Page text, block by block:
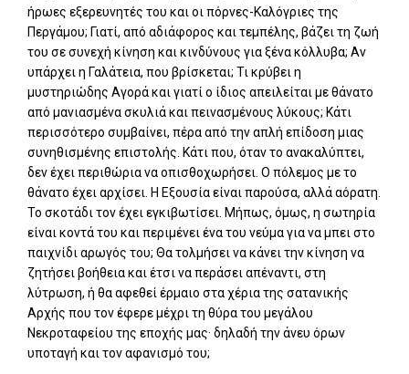
ήρωες εξερευνητές του και οι πόρνες-Καλόγριες της
Περγάμου; Γιατί, από αδιάφορος και τεμπέλης, βάζει τη ζωή
του σε συνεχή κίνηση και κινδύνους για ξένα κόλλυβα; Αν
υπάρχει η Γαλάτεια, που βρίσκεται; Τι κρύβει η
μυστηριώδης Αγορά και γιατί ο ίδιος απειλείται με θάνατο
από μανιασμένα σκυλιά και πεινασμένους λύκους; Κάτι
περισσότερο συμβαίνει, πέρα από την απλή επίδοση μιας
συνηθισμένης επιστολής. Κάτι που, όταν το ανακαλύπτει,
δεν έχει περιθώρια να οπισθοχωρήσει. Ο πόλεμος με το
θάνατο έχει αρχίσει. Η Εξουσία είναι παρούσα, αλλά αόρατη.
Το σκοτάδι τον έχει εγκιβωτίσει. Μήπως, όμως, η σωτηρία
είναι κοντά του και περιμένει ένα του νεύμα για να μπει στο
παιχνίδι αρωγός του; Θα τολμήσει να κάνει την κίνηση να
ζητήσει βοήθεια και έτσι να περάσει απέναντι, στη
λύτρωση, ή θα αφεθεί έρμαιο στα χέρια της σατανικής
Αρχής που τον έφερε μέχρι τη θύρα του μεγάλου
Νεκροταφείου της εποχής μας· δηλαδή την άνευ όρων
υποταγή και τον αφανισμό του;